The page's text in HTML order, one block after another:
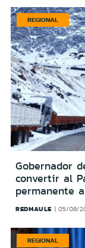
REGIONAL
Gobernador
convertir al
permanente
REDMAULE 05/08/
REGIONAL